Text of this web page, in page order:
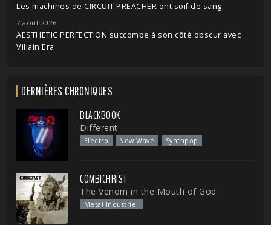
Les machines de CIRCUIT PREACHER ont soif de sang
7 août 2026
AESTHETIC PERFECTION succombe à son côté obscur avec
Villain Era
DERNIÈRES CHRONIQUES
BLACKBOOK
Different
Electro New Wave Synthpop
COMBICHRIST
The Venom in the Mouth of God
Metal Industriel